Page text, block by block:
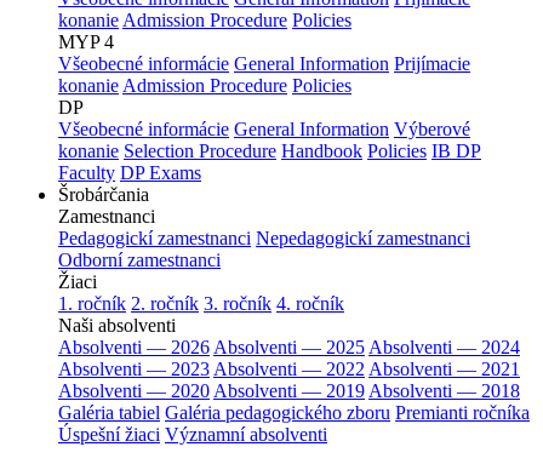
konanie Admission Procedure Policies
MYP 4
Všeobecné informácie General Information Prijímacie
konanie Admission Procedure Policies
DP
Všeobecné informácie General Information Výberové
konanie Selection Procedure Handbook Policies IB DP
Faculty DP Exams
Šrobárčania
Zamestnanci
Pedagogickí zamestnanci Nepedagogickí zamestnanci
Odborní zamestnanci
Žiaci
1. ročník 2. ročník 3. ročník 4. ročník
Naši absolventi
Absolventi — 2026 Absolventi — 2025 Absolventi — 2024
Absolventi — 2023 Absolventi — 2022 Absolventi — 2021
Absolventi — 2020 Absolventi — 2019 Absolventi — 2018
Galéria tabiel Galéria pedagogického zboru Premianti ročníka
Úspešní žiaci Významní absolventi